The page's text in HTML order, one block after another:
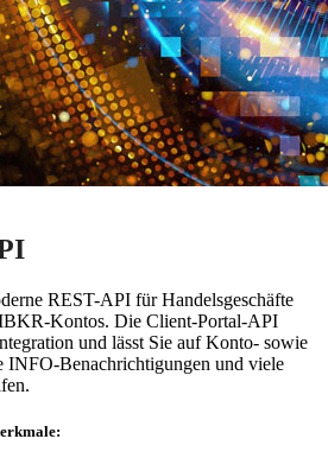
REST-API für Handelsgeschäfte
Kontos. Die Client-Portal-API
und lässt Sie auf Konto- sowie
INFO-Benachrichtigungen und viele